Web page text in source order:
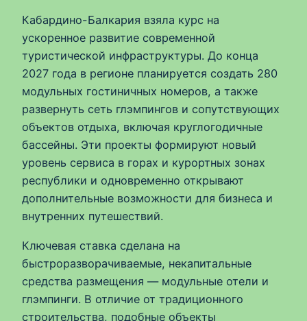
Кабардино-Балкария взяла курс на
ускоренное развитие современной
туристической инфраструктуры. До конца
2027 года в регионе планируется создать 280
модульных гостиничных номеров, а также
развернуть сеть глэмпингов и сопутствующих
объектов отдыха, включая круглогодичные
бассейны. Эти проекты формируют новый
уровень сервиса в горах и курортных зонах
республики и одновременно открывают
дополнительные возможности для бизнеса и
внутренних путешествий.
Ключевая ставка сделана на
быстроразворачиваемые, некапитальные
средства размещения — модульные отели и
глэмпинги. В отличие от традиционного
строительства, подобные объекты